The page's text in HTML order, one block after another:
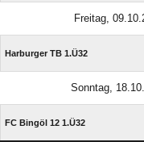
Freitag,
Harburger TB 1.Ü32
Sonntag,
FC Bingöl 12 1.Ü32